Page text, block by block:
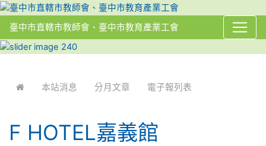
臺中市直轄市教師會、臺中市教育產業工會
本站消息 分月文章 電子報列表
F HOTEL嘉義館